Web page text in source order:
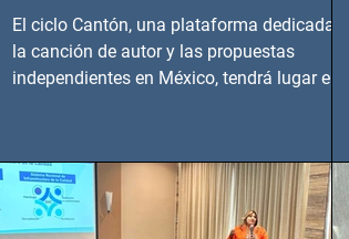
El ciclo Cantón, una plataforma dedicada a
la canción de autor y las propuestas
independientes en México, tendrá lugar en el
del 14 de agosto al 25 de septiembre, a las
20:00 horas.